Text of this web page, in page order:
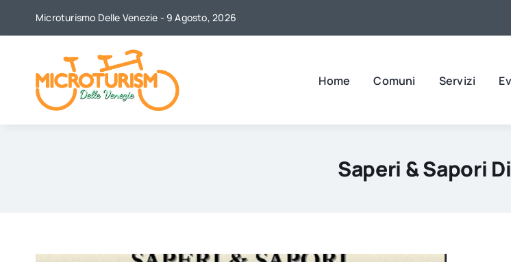
Microturismo Delle Venezie - 9 Agosto, 2026
Home Comuni Servizi
Saperi & Sapori